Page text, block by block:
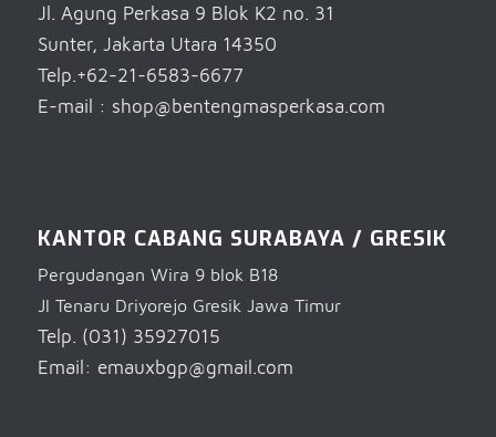
Jl. Agung Perkasa 9 Blok K2 no. 31
Sunter, Jakarta Utara 14350
Telp.+62-21-6583-6677
E-mail : shop@bentengmasperkasa.com
KANTOR CABANG SURABAYA / GRESIK
Pergudangan Wira 9 blok B18
Jl Tenaru Driyorejo Gresik Jawa Timur
Telp. (031) 35927015
Email: emauxbgp@gmail.com